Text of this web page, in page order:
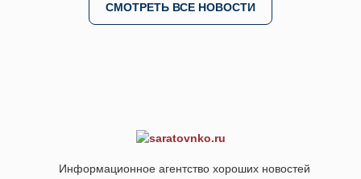
СМОТРЕТЬ ВСЕ НОВОСТИ
Информационное агентство хороших новостей